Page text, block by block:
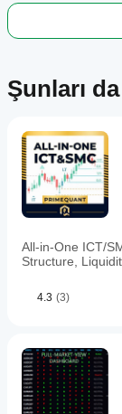
Şunları
All-in-One ICT/
Structure,
4.3 (3)